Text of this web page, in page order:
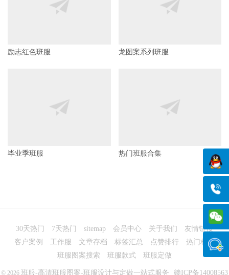
励志红色班服 龙图案系列班服
毕业季班服 热门班服合集
30天热门 7天热门 sitemap 会员中心 关于我们
友情链接
客户案例
工作服 文章存档 标签汇总 点赞排行
热门标签
班服图案搜索
班服款式 班服定做
© 2026 班服-高清班服图案-班服设计与定做一站式服务 赣ICP备14008563